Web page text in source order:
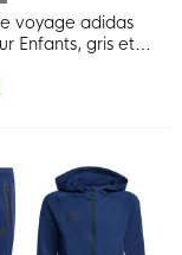
voyage adidas
Enfants, gris et